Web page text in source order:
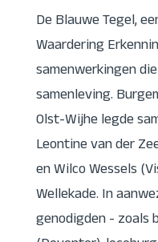
De Blauwe Tegel,
Waardering
samenwerkingen
samenleving.
Olst-Wijhe legde
Leontine van der
en Wilco Wessels
Wellekade. In
genodigden - zoals